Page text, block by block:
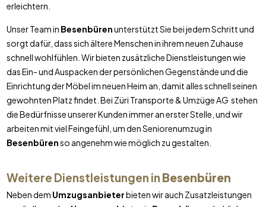
erleichtern.
Unser Team in Besenbürenunterstützt Sie bei jedem Schritt und
sorgt dafür, dass sich ältere Menschen in ihrem neuen Zuhause
schnell wohlfühlen. Wir bieten zusätzliche Dienstleistungen wie
das Ein- und Auspacken der persönlichen Gegenstände und die
Einrichtung der Möbel im neuen Heim an, damit alles schnell seinen
gewohnten Platz findet. Bei Züri Transporte & Umzüge AG stehen
die Bedürfnisse unserer Kunden immer an erster Stelle, und wir
arbeiten mit viel Feingefühl, um den Seniorenumzug in
Besenbürenso angenehm wie möglich zu gestalten.
Weitere Dienstleistungen in Besenbüren
Neben dem Umzugsanbieterbieten wir auch Zusatzleistungen